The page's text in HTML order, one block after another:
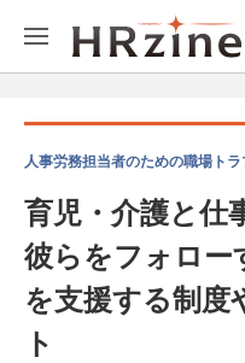
人事労務担当者のための職場ト
育児・介護と仕
彼らをフォロー
を支援する制度
ト